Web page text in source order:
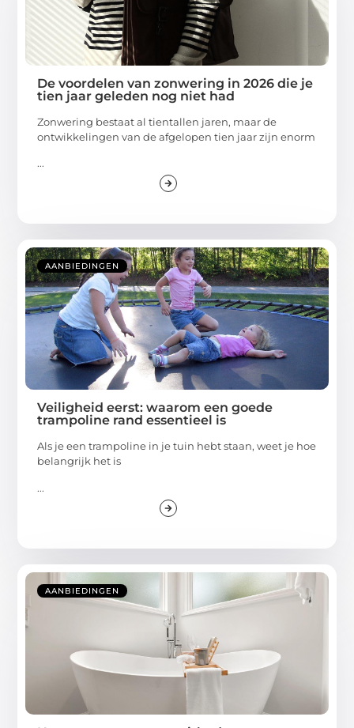
De voordelen van zonwering in 2026 die je
tien jaar geleden nog niet had
Zonwering bestaat al tientallen jaren, maar de
ontwikkelingen van de afgelopen tien jaar zijn enorm
...
AANBIEDINGEN
Veiligheid eerst: waarom een goede
trampoline rand essentieel is
Als je een trampoline in je tuin hebt staan, weet je hoe
belangrijk het is
...
AANBIEDINGEN